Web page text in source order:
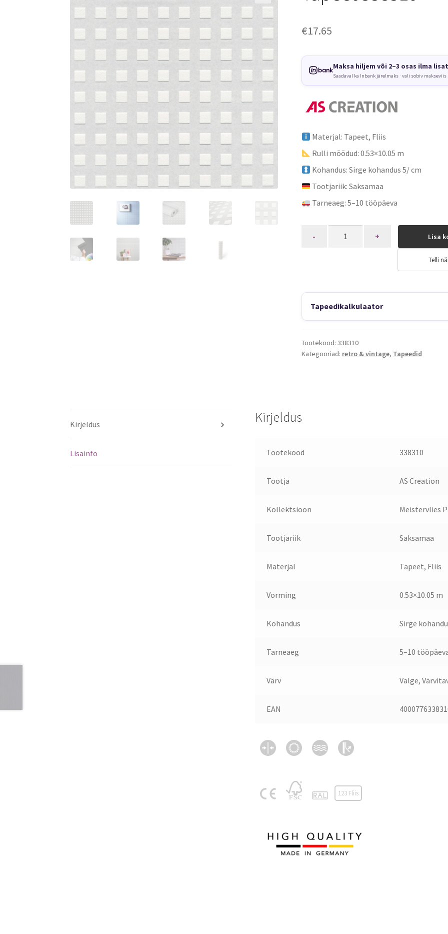
€17.65
Maksa hiljem või 2–3 osas ilma
Saadaval ka Inbank järelmaks · vali sobiv makseviis
Materjal: Tapeet, Fliis
Rulli mõõdud: 0.53×10.05 m
Kohandus: Sirge kohandus 5/ cm
Tootjariik: Saksamaa
Tarneaeg: 5–10 tööpäeva
Lisa
Telli
Tapeedikalkulaator
Tootekood: 338310
Kategooriad: retro & vintage, Tapeedid
Kirjeldus
Lisainfo
Kirjeldus
Tootekood 338310
Tootja AS Creation
Kollektsioon Meistervlies
Tootjariik Saksamaa
Materjal Tapeet, Fliis
Vorming 0.53×10.05 m
Kohandus Sirge
Tarneaeg 5–10
Värv Valge,
EAN
123 Fliis